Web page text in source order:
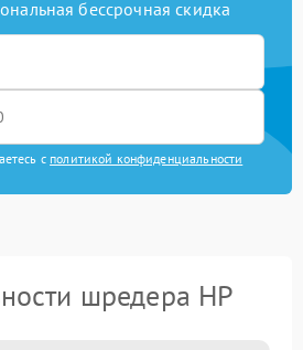
бессрочная скидка
с политикой конфиденциальности
шредера HP